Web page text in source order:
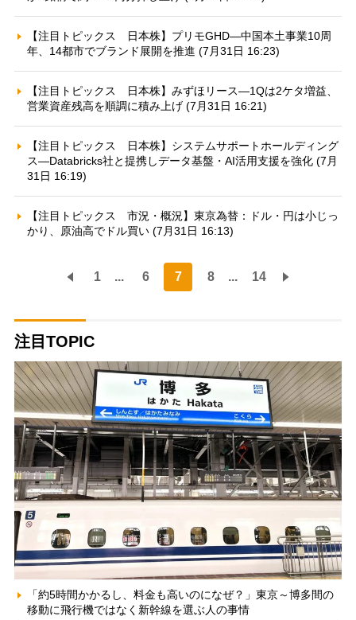
【注目トピックス 日本株】プリモGHD—中国本土事業10周
年、14都市でブランド展開を推進 (7月31日 16:23)
【注目トピックス 日本株】みずほリース—1Qは2ケタ増益、
営業資産残高を順調に積み上げ (7月31日 16:21)
【注目トピックス 日本株】システムサポートホールディング
ス—Databricks社と提携しデータ基盤・AI活用支援を強化 (7月
31日 16:19)
【注目トピックス 市況・概況】東京為替：ドル・円は小じっ
かり、原油高でドル買い (7月31日 16:13)
1 ... 6 7 8 ... 14
注目TOPIC
「約5時間かかるし、料金も高いのになぜ？」東京～博多間の
移動に飛行機ではなく新幹線を選ぶ人の事情